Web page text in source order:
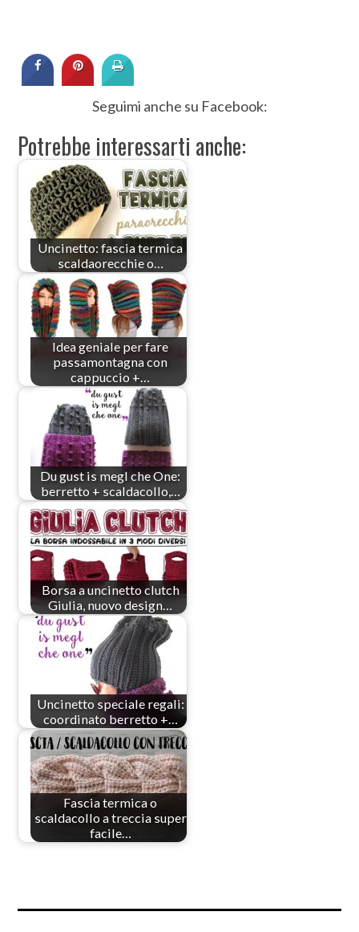
Seguimi anche su Facebook:
Potrebbe interessarti anche:
Uncinetto: fascia termica
scaldaorecchie o…
Idea geniale per fare
passamontagna con
cappuccio +…
Du gust is megl che One:
berretto + scaldacollo,…
Borsa a uncinetto clutch
Giulia, nuovo design…
Uncinetto speciale regali:
coordinato berretto +…
Fascia termica o
scaldacollo a treccia super
facile…